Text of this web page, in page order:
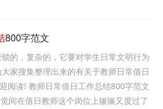
800字范文
的，复杂的，它要对学生日常文明行为
家搜集整理出来的有关于教师日常值日
阅读! 教师日常值日工作总结800字范文
间在值日教师这个岗位上辗辗又度过了